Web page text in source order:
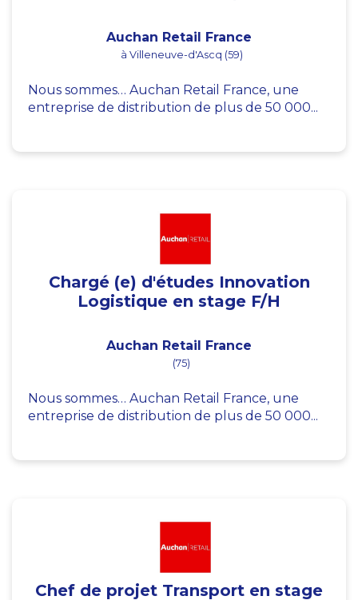
Auchan Retail France
à Villeneuve-d'Ascq (59)
Nous sommes… Auchan Retail France, une
entreprise de distribution de plus de 50 000...
Chargé (e) d'études Innovation
Logistique en stage F/H
Auchan Retail France
(75)
Nous sommes… Auchan Retail France, une
entreprise de distribution de plus de 50 000...
Chef de projet Transport en stage